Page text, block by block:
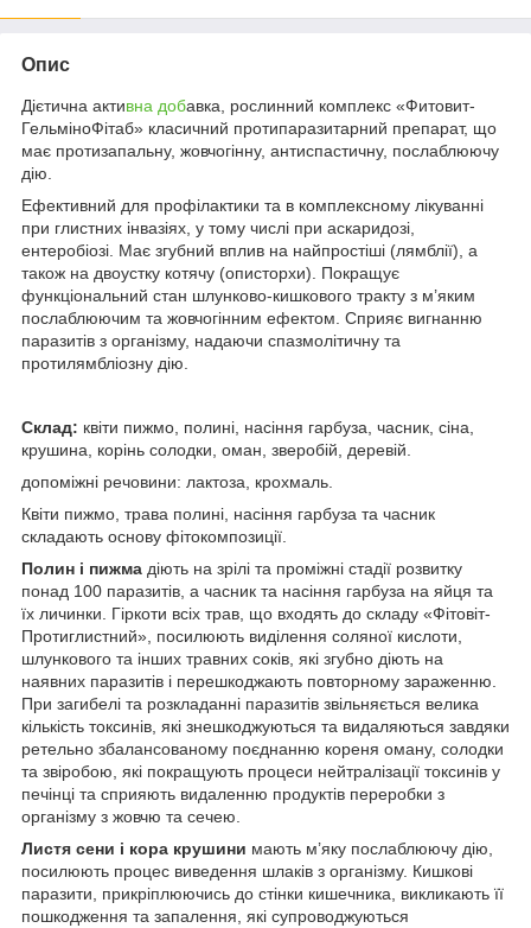
Опис
Дієтична активна добавка, рослинний комплекс «Фитовит-
ГельміноФітаб» класичний протипаразитарний препарат, що
має протизапальну, жовчогінну, антиспастичну, послаблюючу
дію.
Ефективний для профілактики та в комплексному лікуванні
при глистних інвазіях, у тому числі при аскаридозі,
ентеробіозі. Має згубний вплив на найпростіші (лямблії), а
також на двоустку котячу (описторхи). Покращує
функціональний стан шлунково-кишкового тракту з м’яким
послаблюючим та жовчогінним ефектом. Сприяє вигнанню
паразитів з організму, надаючи спазмолітичну та
протилямбліозну дію.
Склад: квіти пижмо, полині, насіння гарбуза, часник, сіна,
крушина, корінь солодки, оман, зверобій, деревій.
допоміжні речовини: лактоза, крохмаль.
Квіти пижмо, трава полині, насіння гарбуза та часник
складають основу фітокомпозиції.
Полин і пижма діють на зрілі та проміжні стадії розвитку
понад 100 паразитів, а часник та насіння гарбуза на яйця та
їх личинки. Гіркоти всіх трав, що входять до складу «Фітовіт-
Протиглистний», посилюють виділення соляної кислоти,
шлункового та інших травних соків, які згубно діють на
наявних паразитів і перешкоджають повторному зараженню.
При загибелі та розкладанні паразитів звільняється велика
кількість токсинів, які знешкоджуються та видаляються завдяки
ретельно збалансованому поєднанню кореня оману, солодки
та звіробою, які покращують процеси нейтралізації токсинів у
печінці та сприяють видаленню продуктів переробки з
організму з жовчю та сечею.
Листя сени і кора крушини мають м’яку послаблюючу дію,
посилюють процес виведення шлаків з організму. Кишкові
паразити, прикріплюючись до стінки кишечника, викликають її
пошкодження та запалення, які супроводжуються